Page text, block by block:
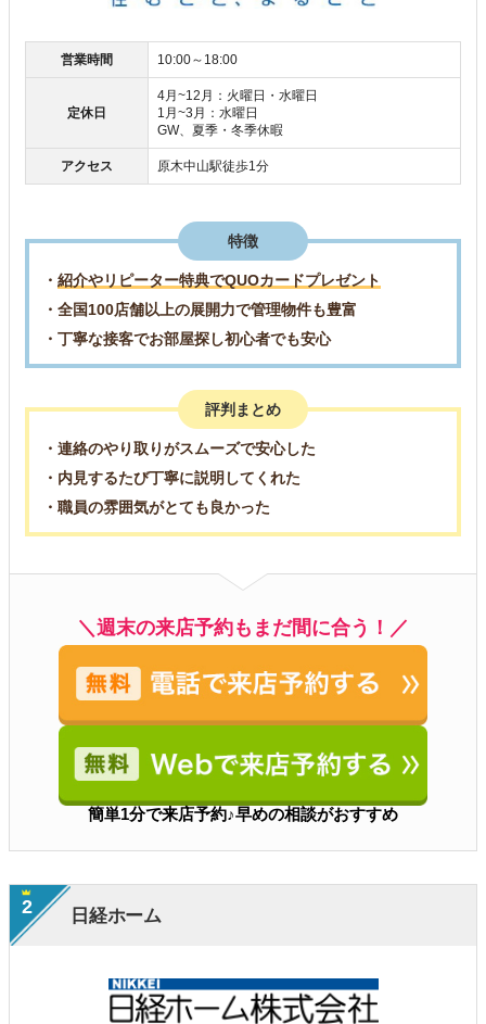
営業時間 10:00～18:00
定休日
4月~12月：火曜日・水曜日
1月~3月：水曜日
GW、夏季・冬季休暇
アクセス 原木中山駅徒歩1分
特徴
・ 紹介やリピーター特典でQUOカードプレゼント
・全国100店舗以上の展開力で管理物件も豊富
・丁寧な接客でお部屋探し初心者でも安心
評判まとめ
・連絡のやり取りがスムーズで安心した
・内見するたび丁寧に説明してくれた
・職員の雰囲気がとても良かった
＼週末の来店予約もまだ間に合う！／
簡単1分で来店予約♪早めの相談がおすすめ
日経ホーム
2